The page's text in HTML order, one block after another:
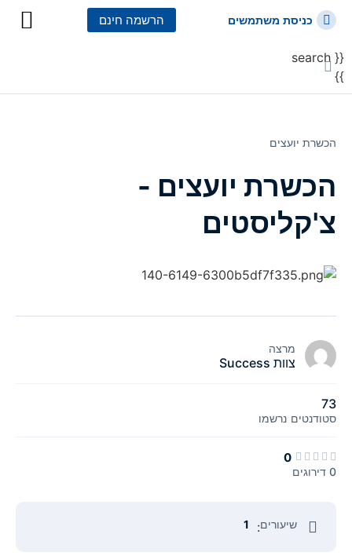
כניסת משתמשים הרשמה חינם
{{ search
}}
הכשרת יועצים
הכשרת יועצים -
צ'קליסטים
מרצה
צוות Success
73
סטודנטים נרשמו
0
0 דירוגים
שיעורים:
1